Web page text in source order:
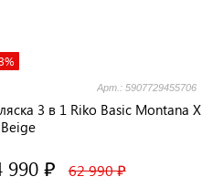
Арт.: 5907729455706
3 в 1 Riko Basic Montana X
990 ₽ 62 990 ₽